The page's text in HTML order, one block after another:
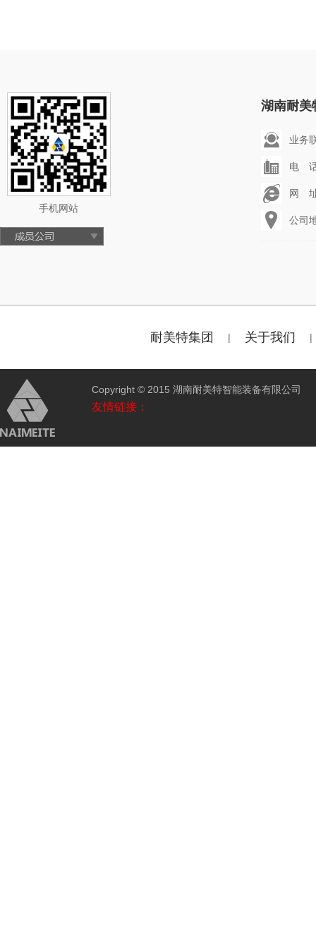
手机网站
湖南耐美
业务
电
网
公司
耐美特集团 | 关于我们 |
Copyright © 2015 湖南耐美特智能装备有限公
友情链接：